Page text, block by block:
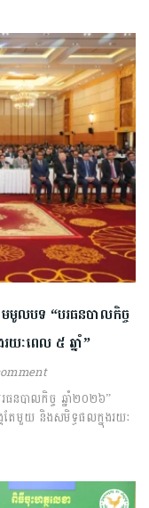
មូលបទ “បរធនបាលកិច្ច
រយៈពេល ៥ ឆ្នាំ”
នបាលកិច្ច ឆ្នាំ២០២៦”
តែមួយ និងសមិទ្ធផលក្នុងរយៈ